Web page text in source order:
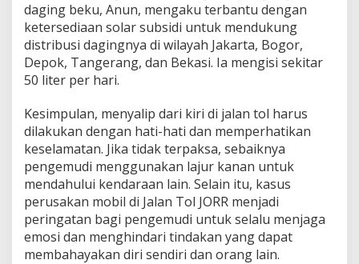
daging beku, Anun, mengaku terbantu dengan
ketersediaan solar subsidi untuk mendukung
distribusi dagingnya di wilayah Jakarta, Bogor,
Depok, Tangerang, dan Bekasi. Ia mengisi sekitar
50 liter per hari.
Kesimpulan, menyalip dari kiri di jalan tol harus
dilakukan dengan hati-hati dan memperhatikan
keselamatan. Jika tidak terpaksa, sebaiknya
pengemudi menggunakan lajur kanan untuk
mendahului kendaraan lain. Selain itu, kasus
perusakan mobil di Jalan Tol JORR menjadi
peringatan bagi pengemudi untuk selalu menjaga
emosi dan menghindari tindakan yang dapat
membahayakan diri sendiri dan orang lain.